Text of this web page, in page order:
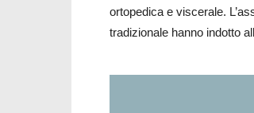
ortopedica e viscerale.
tradizionale hanno indotto